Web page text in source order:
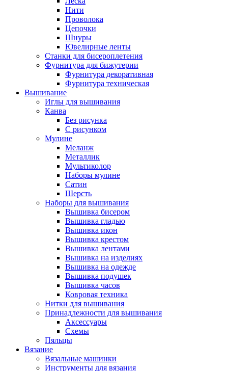
Нити
Проволока
Цепочки
Шнуры
Ювелирные ленты
Станки для бисероплетения
Фурнитура для бижутерии
Фурнитура декоративная
Фурнитура техническая
Вышивание
Иглы для вышивания
Канва
Без рисунка
С рисунком
Мулине
Меланж
Металлик
Мультиколор
Наборы мулине
Сатин
Шерсть
Наборы для вышивания
Вышивка бисером
Вышивка гладью
Вышивка икон
Вышивка крестом
Вышивка лентами
Вышивка на изделиях
Вышивка на одежде
Вышивка подушек
Вышивка часов
Ковровая техника
Нитки для вышивания
Принадлежности для вышивания
Аксессуары
Схемы
Пяльцы
Вязание
Вязальные машинки
Инструменты для вязания